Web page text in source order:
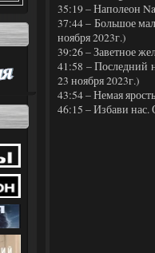
35:19 – Наполеон
37:44 – Большое
ноября 2023г.)
39:26 – Заветное
41:58 – Последний
23 ноября 2023г.)
43:54 – Немая
46:15 – Избави